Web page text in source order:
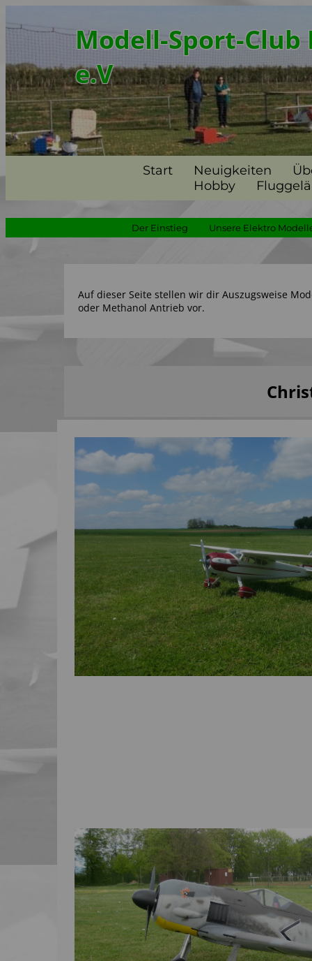
Modell-Sport-Club
e.V
Start Neuigkeiten
Hobby
Der Einstieg Unsere Elektro
Auf dieser Seite stellen wir dir Auszugsweise
oder Methanol Antrieb vor.